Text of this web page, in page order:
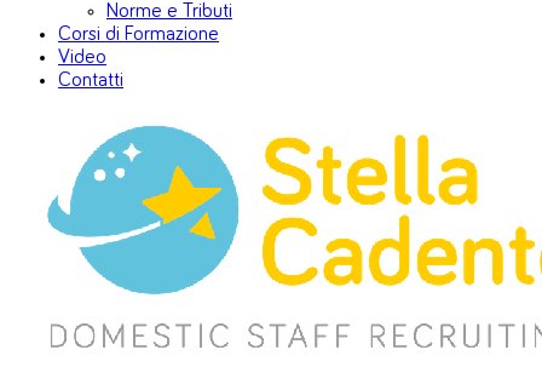
Norme e Tributi
Corsi di Formazione
Video
Contatti